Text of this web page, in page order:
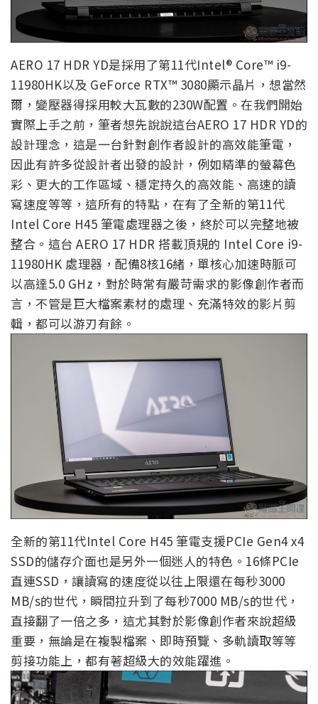
AERO 17 HDR YD是採用了第11代Intel® Core™ i9-
11980HK以及 GeForce RTX™ 3080顯示晶片，想當然
爾，變壓器得採用較大瓦數的230W配置。在我們開始
實際上手之前，筆者想先說說這台AERO 17 HDR YD的
設計理念，這是一台針對創作者設計的高效能筆電，
因此有許多從設計者出發的設計，例如精準的螢幕色
彩、更大的工作區域、穩定持久的高效能、高速的讀
寫速度等等，這所有的特點，在有了全新的第11代
Intel Core H45 筆電處理器之後，終於可以完整地被
整合。這台 AERO 17 HDR 搭載頂規的 Intel Core i9-
11980HK 處理器，配備8核16緒，單核心加速時脈可
以高達5.0 GHz，對於時常有嚴苛需求的影像創作者而
言，不管是巨大檔案素材的處理、充滿特效的影片剪
輯，都可以游刃有餘。
全新的第11代Intel Core H45 筆電支援PCIe Gen4 x4
SSD的儲存介面也是另外一個迷人的特色。16條PCIe
直連SSD，讓讀寫的速度從以往上限還在每秒3000
MB/s的世代，瞬間拉升到了每秒7000 MB/s的世代，
直接翻了一倍之多，這尤其對於影像創作者來說超級
重要，無論是在複製檔案、即時預覽、多軌讀取等等
剪接功能上，都有著超級大的效能躍進。